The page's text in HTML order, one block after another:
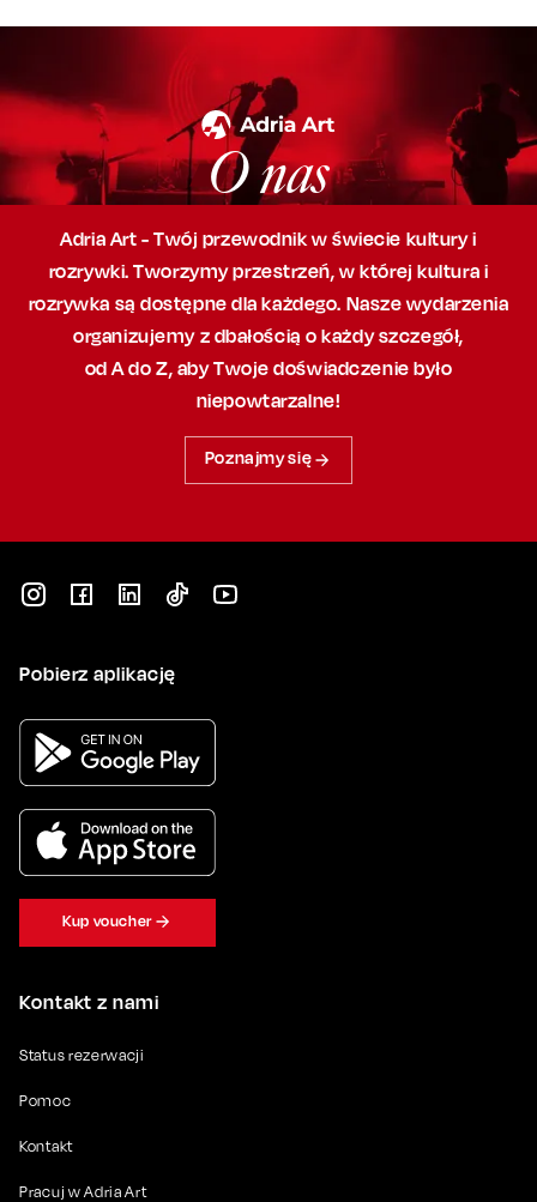
O nas
Adria Art - Twój przewodnik w świecie kultury i
rozrywki. Tworzymy przestrzeń,w której kultura i
rozrywka są dostępne dla każdego. Nasze wydarzenia
organizujemy z dbałością o każdy szczegół,
od A do Z, abyTwoje doświadczenie było
niepowtarzalne!
Poznajmy się
Kontakt z nami
Status rezerwacji
Pomoc
Kontakt
Pracuj w Adria Art
Pobierz aplikację
Kup voucher